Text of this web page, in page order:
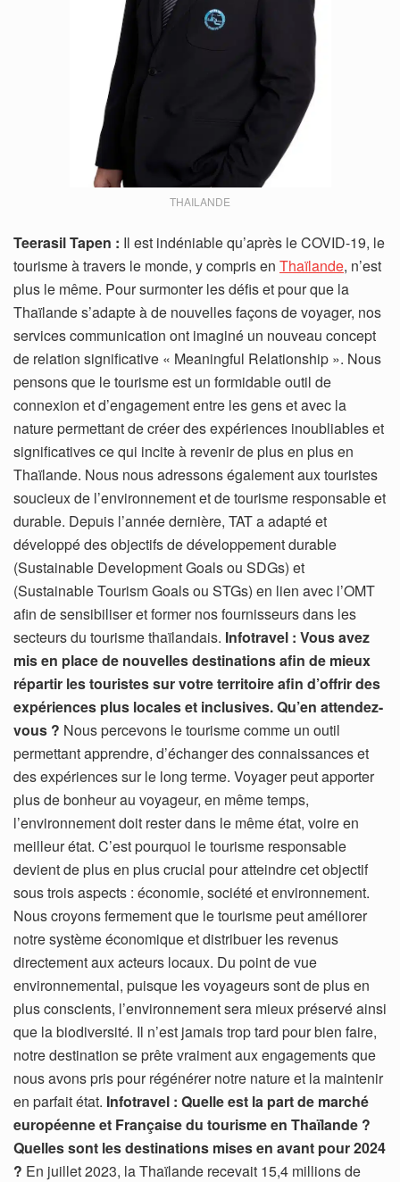
THAILANDE
Teerasil Tapen : Il est indéniable qu’après le COVID-19, le
tourisme à travers le monde, y compris en Thaïlande, n’est
plus le même. Pour surmonter les défis et pour que la
Thaïlande s’adapte à de nouvelles façons de voyager, nos
services communication ont imaginé un nouveau concept
de relation significative « Meaningful Relationship ». Nous
pensons que le tourisme est un formidable outil de
connexion et d’engagement entre les gens et avec la
nature permettant de créer des expériences inoubliables et
significatives ce qui incite à revenir de plus en plus en
Thaïlande. Nous nous adressons également aux touristes
soucieux de l’environnement et de tourisme responsable et
durable. Depuis l’année dernière, TAT a adapté et
développé des objectifs de développement durable
(Sustainable Development Goals ou SDGs) et
(Sustainable Tourism Goals ou STGs) en lien avec l’OMT
afin de sensibiliser et former nos fournisseurs dans les
secteurs du tourisme thaïlandais. Infotravel : Vous avez
mis en place de nouvelles destinations afin de mieux
répartir les touristes sur votre territoire afin d’offrir des
expériences plus locales et inclusives. Qu’en attendez-
vous ? Nous percevons le tourisme comme un outil
permettant apprendre, d’échanger des connaissances et
des expériences sur le long terme. Voyager peut apporter
plus de bonheur au voyageur, en même temps,
l’environnement doit rester dans le même état, voire en
meilleur état. C’est pourquoi le tourisme responsable
devient de plus en plus crucial pour atteindre cet objectif
sous trois aspects : économie, société et environnement.
Nous croyons fermement que le tourisme peut améliorer
notre système économique et distribuer les revenus
directement aux acteurs locaux. Du point de vue
environnemental, puisque les voyageurs sont de plus en
plus conscients, l’environnement sera mieux préservé ainsi
que la biodiversité. Il n’est jamais trop tard pour bien faire,
notre destination se prête vraiment aux engagements que
nous avons pris pour régénérer notre nature et la maintenir
en parfait état. Infotravel : Quelle est la part de marché
européenne et Française du tourisme en Thaïlande ?
Quelles sont les destinations mises en avant pour 2024
? En juillet 2023, la Thaïlande recevait 15,4 millions de